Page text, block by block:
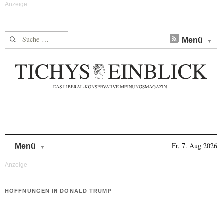
Suche nach: Menü
Menü Fr, 7. Aug 2026
HOFFNUNGEN IN DONALD TRUMP